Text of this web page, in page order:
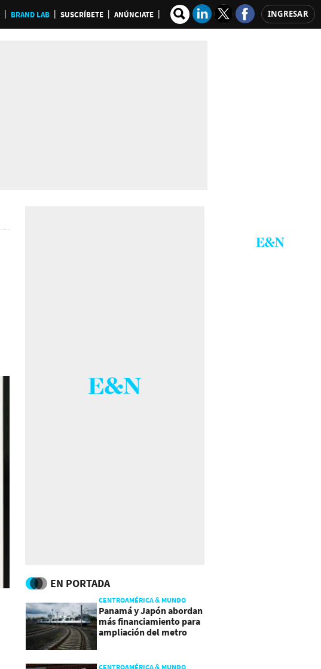
BRAND LAB SUSCRÍBETE ANÚNCIATE INGRESAR
EN PORTADA
CENTROAMÉRICA & MUNDO
Panamá y Japón abordan
más financiamiento para
ampliación del metro
CENTROAMÉRICA & MUNDO